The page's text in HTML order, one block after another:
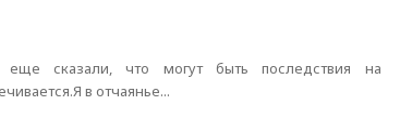
сказали, что могут быть последствия на
в отчаянье...